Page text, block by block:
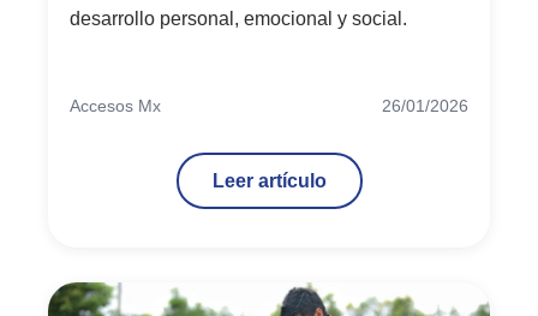
desarrollo personal, emocional y social.
Accesos Mx 26/01/2026
Leer artículo